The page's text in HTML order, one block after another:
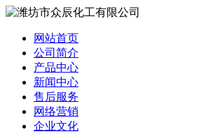
网站首页
公司简介
产品中心
新闻中心
售后服务
网络营销
企业文化